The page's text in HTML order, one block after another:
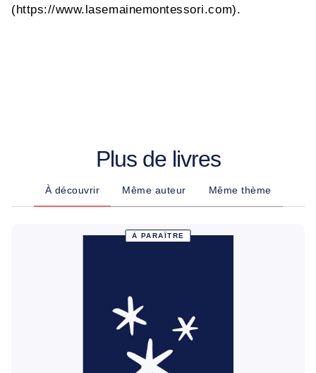
(https://www.lasemainemontessori.com).
Plus de livres
À découvrir Même auteur Même thème
À PARAÎTRE